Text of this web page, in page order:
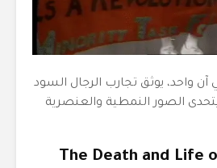
واحد، يوثق تجارب الرجال السود
الصور النمطية والعنصرية
19. The Death and